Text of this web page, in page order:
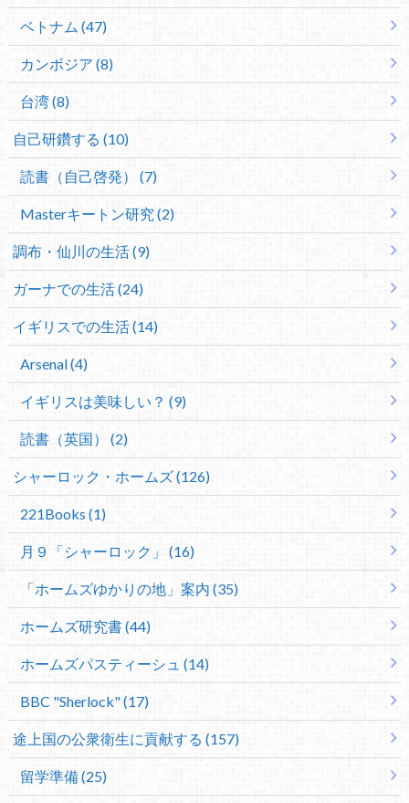
ベトナム (47)
カンボジア (8)
台湾 (8)
自己研鑽する (10)
読書（自己啓発） (7)
Masterキートン研究 (2)
調布・仙川の生活 (9)
ガーナでの生活 (24)
イギリスでの生活 (14)
Arsenal (4)
イギリスは美味しい？ (9)
読書（英国） (2)
シャーロック・ホームズ (126)
221Books (1)
月９「シャーロック」 (16)
「ホームズゆかりの地」案内 (35)
ホームズ研究書 (44)
ホームズパスティーシュ (14)
BBC "Sherlock" (17)
途上国の公衆衛生に貢献する (157)
留学準備 (25)